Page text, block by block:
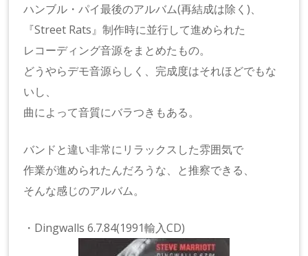
ハンブル・パイ最後のアルバム(再結成は除く)、
『Street Rats』制作時に並行して進められた
レコーディング音源をまとめたもの。
どうやらデモ音源らしく、完成度はそれほどでもな
いし、
曲によって音質にバラつきもある。
バンドと違い非常にリラックスした雰囲気で
作業が進められたんだろうな、と推察できる、
そんな感じのアルバム。
・Dingwalls 6.7.84(1991輸入CD)